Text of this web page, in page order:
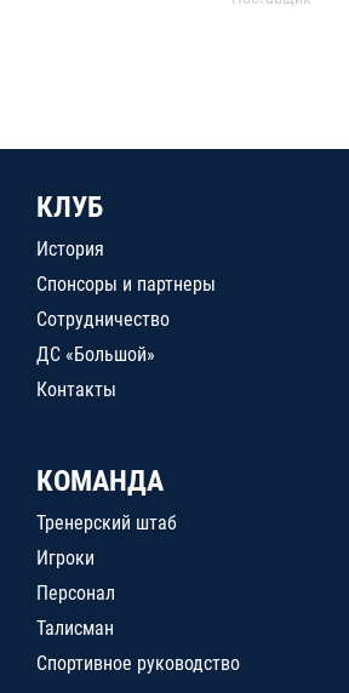
КЛУБ
История
Спонсоры и партнеры
Сотрудничество
ДС «Большой»
Контакты
КОМАНДА
Тренерский штаб
Игроки
Персонал
Талисман
Спортивное руководство